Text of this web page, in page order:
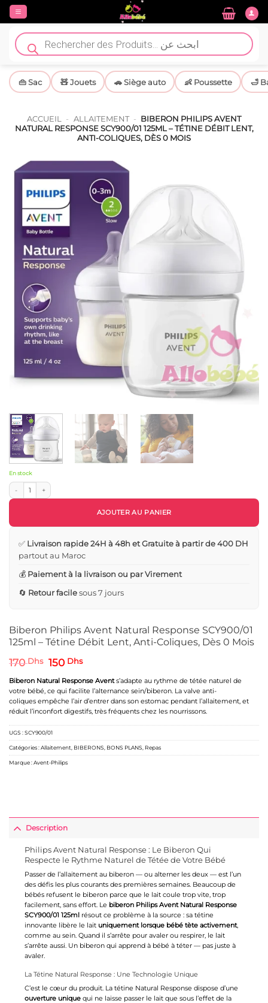
Passer
contenu
Recherche
de
produits
👜 Sac 🧸 Jouets 🚗 Siège auto 👶 Poussette 🛁
ACCUEIL - ALLAITEMENT - BIBERON PHILIPS AVENT
NATURAL RESPONSE SCY900/01 125ML – TÉTINE DÉBIT LENT,
ANTI-COLIQUES, DÈS 0 MOIS
Biberon Philips Avent Natural Response SCY900/01
125ml – Tétine Débit Lent, Anti-Coliques, Dès 0 Mois
170Dhs Le
initial
était :
170 Dhs.
150 DhsLe
actuel
est :
150 Dhs.
Biberon Natural Response Avents’adapte au rythme de tétée naturel de
votre bébé, ce qui facilite l’alternance sein/biberon. La valve anti-
coliques empêche l’air d’entrer dans son estomac pendant l’allaitement, et
réduit l’inconfort digestifs, très fréquents chez les nourrissons.
En stock
quantité de Biberon Philips Avent Natural Response SCY900/01 125ml – Tétine
AJOUTER AU PANIER
✅ Livraison rapide 24H à 48h et Gratuite à partir de 400 DH
partout au Maroc
💰 Paiement à la livraison ou par Virement
🔄 Retour facilesous 7 jours
UGS :SCY900/01
Catégories :Allaitement BIBERONS BONS PLANS Repas
Marque :Avent-Philips
Description
Philips Avent Natural Response : Le Biberon Qui
Respecte le Rythme Naturel de Tétée de Votre Bébé
Passer de l’allaitement au biberon — ou alterner les deux — est l’un
des défis les plus courants des premières semaines. Beaucoup de
bébés refusent le biberon parce que le lait coule trop vite, trop
facilement, sans effort. Le biberon Philips Avent Natural Response
SCY900/01 125mlrésout ce problème à la source : sa tétine
innovante libère le lait uniquement lorsque bébé tète activement,
comme au sein. Quand il s’arrête pour avaler ou respirer, le lait
s’arrête aussi. Un biberon qui apprend à bébé à téter — pas juste à
avaler.
La Tétine Natural Response : Une Technologie Unique
C’est le cœur du produit. La tétine Natural Response dispose d’une
ouverture uniquequi ne laisse passer le lait que sous l’effet de la